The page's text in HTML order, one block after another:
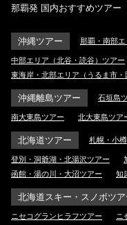
那覇発 国内おすすめツアー
沖縄ツアー 那覇・南部
中部エリア（北谷・読谷）ツアー
東海岸・北部エリア（うるま市・
沖縄離島ツアー 石垣島
南大東島ツアー 北大東島ツア
北海道ツアー 札幌・小
登別・洞爺湖・北湯沢ツアー
函館・湯の川・大沼ツアー
知
北海道スキー・スノボツア
ニセコグランヒラフツアー
ニ